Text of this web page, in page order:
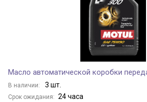
Масло автоматической коробки
В наличии: 3 шт.
Срок ожидания: 24 часа